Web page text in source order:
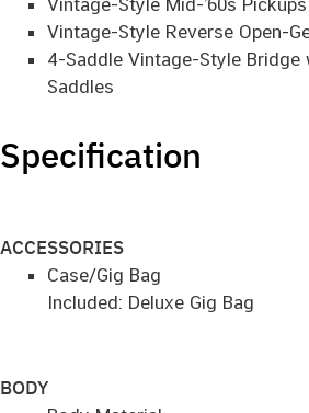
Vintage-Style Reverse Open-
4-Saddle Vintage-Style Bridge
Saddles
Specification
ACCESSORIES
Case/Gig Bag
Included: Deluxe Gig Bag
BODY